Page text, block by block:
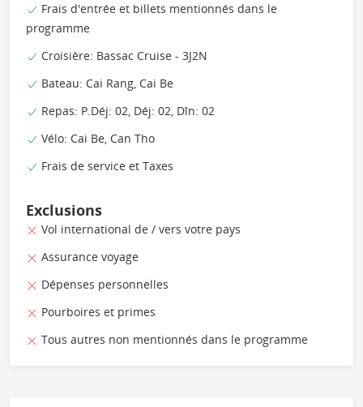
Frais d'entrée et billets mentionnés dans le
programme
Croisière: Bassac Cruise - 3J2N
Bateau: Cai Rang, Cai Be
Repas: P.Déj: 02, Déj: 02, Dîn: 02
Vélo: Cai Be, Can Tho
Frais de service et Taxes
Exclusions
Vol international de / vers votre pays
Assurance voyage
Dépenses personnelles
Pourboires et primes
Tous autres non mentionnés dans le programme